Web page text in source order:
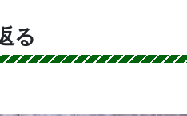
る